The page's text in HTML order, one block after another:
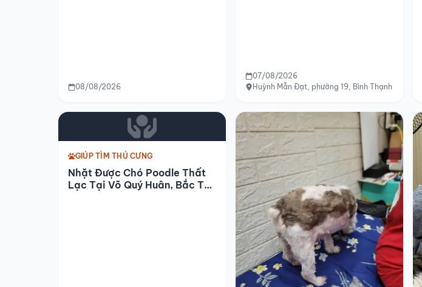
08/08/2026
07/08/2026
Huỳnh Mẫn Đạt, phường 19, Bình Thạnh cũ
GIÚP TÌM THÚ CƯNG
Nhặt Được Chó Poodle Thất
Lạc Tại Võ Quý Huân, Bắc Từ